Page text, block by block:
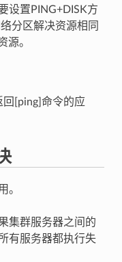
设置PING+DISK方
分区解决资源相同
源。
回[ping]命令的应
。
集群服务器之间的
有服务器都执行失